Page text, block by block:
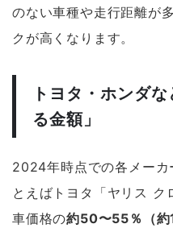
のない車種や走行距離が
クが高くなります。
トヨタ・ホンダ
る金額」
2024年時点での各メーカ
とえばトヨタ「ヤリス
車価格の約50〜55％（約